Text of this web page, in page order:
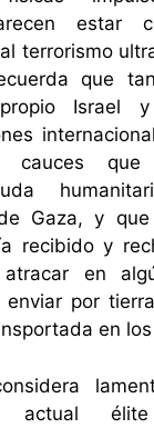
estar
terrorismo
que
Israel y
cauces que
Gaza, y
recibido y
en
enviar por
en
élite